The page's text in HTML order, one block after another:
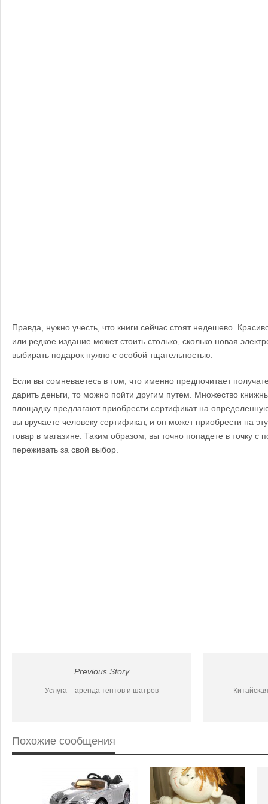
Правда, нужно учесть, что книги сейчас стоят недешево.
или редкое издание может стоить столько, сколько новая
выбирать подарок нужно с особой тщательностью.
Если вы сомневаетесь в том, что именно предпочитает
дарить деньги, то можно пойти другим путем. Множество
площадку предлагают приобрести сертификат на
вы вручаете человеку сертификат, и он может приобрести на
товар в магазине. Таким образом, вы точно попадете в точку с
переживать за свой выбор.
Previous Story
Услуга – аренда тентов и шатров
Похожие сообщения